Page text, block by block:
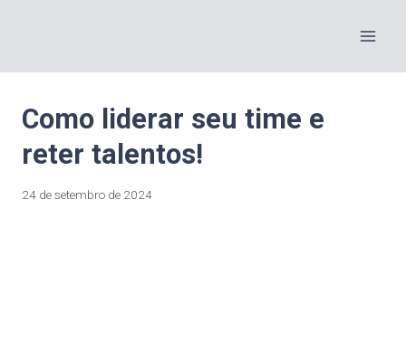
Como liderar seu time e
reter talentos!
24 de setembro de 2024